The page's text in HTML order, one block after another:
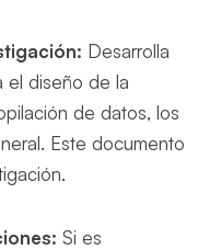
Desarrolla
el diseño de la
de datos, los
Este documento
Si es